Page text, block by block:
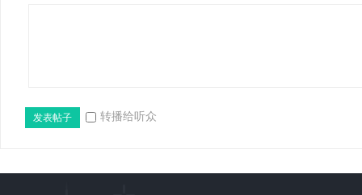
发表帖子 转播给听众